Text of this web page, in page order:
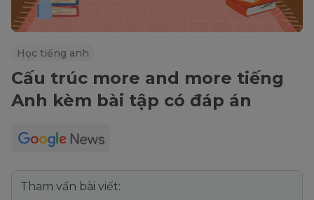
Học tiếng anh
Cấu trúc more and more tiếng
Anh kèm bài tập có đáp án
Tham vấn bài viết: